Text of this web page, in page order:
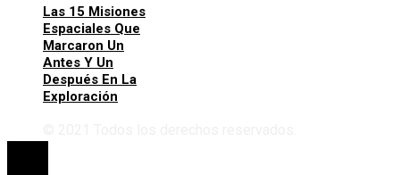
Las 15 Misiones
Espaciales Que
Marcaron Un
Antes Y Un
Después En La
Exploración